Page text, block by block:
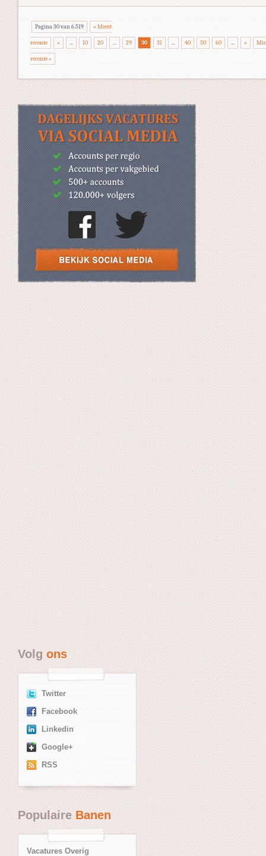
Pagina 30 van 6.519 « Meest
recente « ... 10 20 ... 29 30 31 ... 40 50 60 ... »
recente »
Volgons
Twitter
Facebook
Linkedin
Google+
RSS
PopulaireBanen
Vacatures Overig